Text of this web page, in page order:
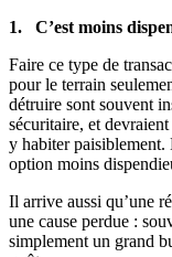
1. C’est moins
Faire ce type de
pour le terrain
détruire sont souvent
sécuritaire, et
y habiter paisiblement.
option moins
Il arrive aussi qu’une
une cause perdue :
simplement un grand